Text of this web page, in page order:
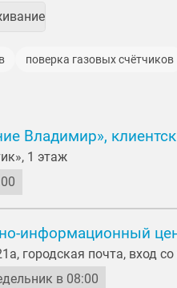
поверка газовых счётчиков
Владимир»,
1 этаж
информационный
городская почта, вход
в 08:00